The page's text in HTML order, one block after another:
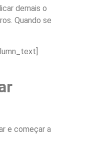
demais o
Quando se
e começar a